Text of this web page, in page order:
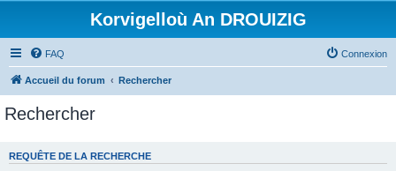
Korvigelloù An DROUIZIG
FAQ Connexion
Accueil du forum Rechercher
Rechercher
REQUÊTE DE LA RECHERCHE